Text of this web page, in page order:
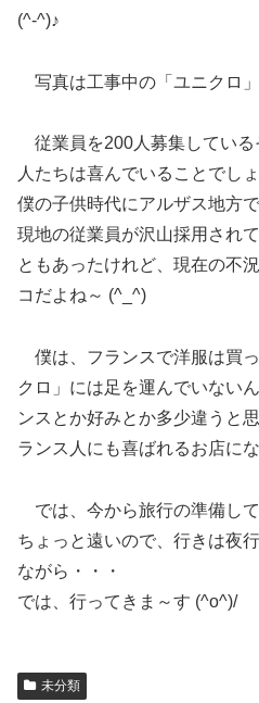
(^-^)♪
写真は工事中の「ユニクロ」
従業員を200人募集してい
人たちは喜んでいることでしょ
僕の子供時代にアルザス地方
現地の従業員が沢山採用され
ともあったけれど、現在の不
コだよね～ (^_^)
僕は、フランスで洋服は買
クロ」には足を運んでいない
ンスとか好みとか多少違うと
ランス人にも喜ばれるお店に
では、今から旅行の準備し
ちょっと遠いので、行きは夜
ながら・・・
では、行ってきま～す (^o^)/
未分類